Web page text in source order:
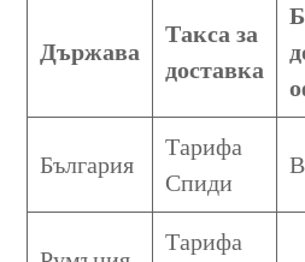
Държава
Такса за
доставка
България
Тарифа
Спиди
Тарифа